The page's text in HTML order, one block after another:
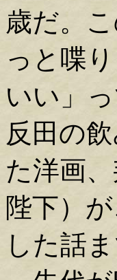
歳だ。
っと喋
いい」
反田の
た洋画
陛下）
した話